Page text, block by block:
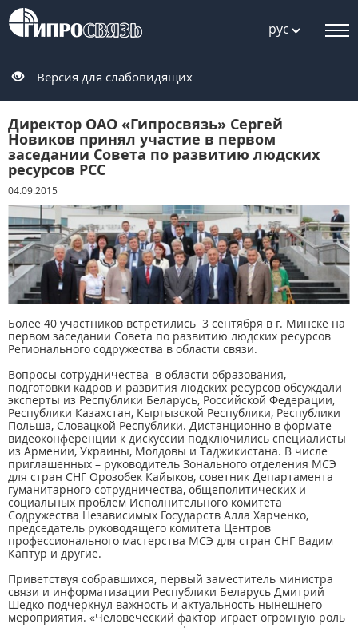
рус
Версия для слабовидящих
Директор ОАО «Гипросвязь» Сергей
Новиков принял участие в первом
заседании Совета по развитию людских
ресурсов РСС
04.09.2015
Более 40 участников встретились 3 сентября в г. Минске на
первом заседании Совета по развитию людских ресурсов
Регионального содружества в области связи.
Вопросы сотрудничества в области образования,
подготовки кадров и развития людских ресурсов обсуждали
эксперты из Республики Беларусь, Российской Федерации,
Республики Казахстан, Кыргызской Республики, Республики
Польша, Словацкой Республики. Дистанционно в формате
видеоконференции к дискуссии подключились специалисты
из Армении, Украины, Молдовы и Таджикистана. В числе
приглашенных – руководитель Зонального отделения МСЭ
для стран СНГ Орозобек Кайыков, советник Департамента
гуманитарного сотрудничества, общеполитических и
социальных проблем Исполнительного комитета
Содружества Независимых Государств Алла Харченко,
председатель руководящего комитета Центров
профессионального мастерства МСЭ для стран СНГ Вадим
Каптур и другие.
Приветствуя собравшихся, первый заместитель министра
связи и информатизации Республики Беларусь Дмитрий
Шедко подчеркнул важность и актуальность нынешнего
мероприятия. «Человеческий фактор играет огромную роль